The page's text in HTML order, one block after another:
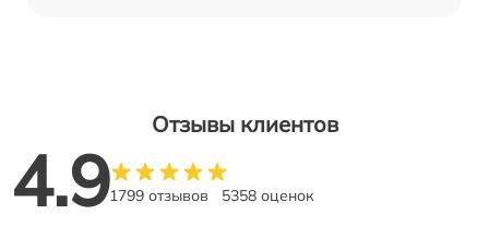
Отзывы клиентов
4.91799 отзывов 5358 оценок